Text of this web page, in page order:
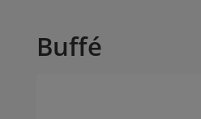
Buffé